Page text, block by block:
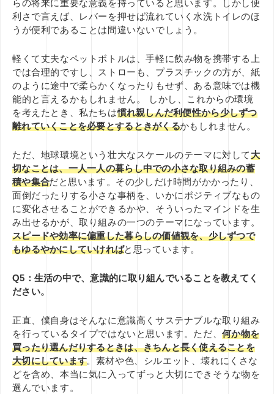
らの将来に重要な意義を持っていると思います。しかし便
利さで言えば、レバーを押せば流れていく水洗トイレのほ
うが便利であることは間違いないでしょう。
軽くて丈夫なペットボト ルは、手軽に飲み物を携帯する上
では合理的ですし、ストローも、プラスチックの方が、紙
のように途中で柔らかくなったりもせず、ある意味では機
能的と言えるかもしれません。
しかし、これからの環境
を考えたとき、私たちは慣れ親しんだ利便性から少しずつ
離れていくことを必要とするときがくるかもしれません。
ただ、地球環境という壮大なスケールのテーマに対して大
切なことは、一人一人の暮らし中での小さな取り組みの蓄
積や集合だと思います。その少しだけ時間がかかったり、
面倒だったりする小さな事柄を、いかにポジティブなもの
に変化させることができるかや、そういったマインドを生
み出せるかが、取り組みの一つのテーマになっています。
スピードや効率に偏重した暮らしの価値観を、少しずつで
もゆるやかにしていければと思っています。
Q5：生活の中で、意識的に取り組んでいることを教えてく
ださい。
正直、僕自身はそんなに意識高くサステナブルな取り組み
を行っているタイプではないと思います。ただ、何か物を
買ったり選んだりするときは、きちんと長く使えることを
大切にしています。素材や色、シルエット、壊れにくさな
どを含め、本当に気に入ってずっと大切にできそうな物を
選んでいます。